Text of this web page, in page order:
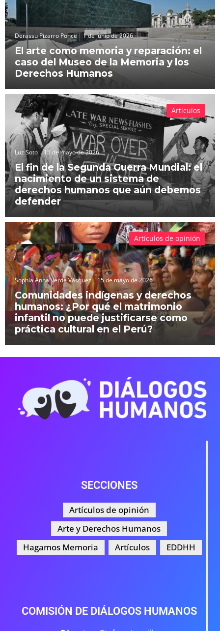
Derassu Pizarro Ponce 1 de junio de 2026
El arte como memoria y reparación: el
caso del Museo de la Memoria y los
Derechos Humanos
Luz Soto 15 de mayo de 2026
El fin de la Segunda Guerra Mundial: el
nacimiento de un sistema de
derechos humanos que aún debemos
defender
Artículos
Sophia Anna Verde Vásquez 15 de mayo de 2026
Comunidades indígenas y derechos
humanos: ¿Por qué el matrimonio
infantil no puede justificarse como
práctica cultural en el Perú?
Artículos de opinión
SECCIONES
Artículos de opinión
Arte y Derechos Humanos
Hagamos Memoria
Artículos EDDHH
COMISIÓN DE DIÁLOGOS HUMANOS